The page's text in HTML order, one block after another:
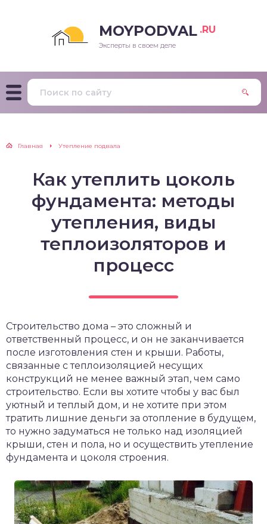
MOYPODVAL .RU
Эксперты в своем деле
Главная Утепление подвала
Как утеплить цоколь
фундамента: методы
утепления, виды
теплоизоляторов и
процесс
Строительство дома – это сложный и
ответственный процесс, и он не заканчивается
после изготовления стен и крыши. Работы,
связанные с теплоизоляцией несущих
конструкций не менее важный этап, чем само
строительство. Если вы хотите чтобы у вас был
уютный и теплый дом, и не хотите при этом
тратить лишние деньги за отопление в будущем,
то нужно задуматься не только над изоляцией
крыши, стен и пола, но и осуществить утепление
фундамента и цоколя строения.